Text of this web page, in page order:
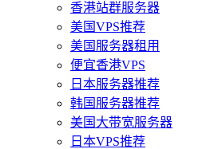
香港站群服务器
美国VPS推荐
美国服务器租用
便宜香港VPS
日本服务器推荐
韩国服务器推荐
美国大带宽服务器
日本VPS推荐